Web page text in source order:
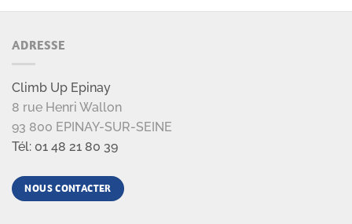
ADRESSE
Climb Up Epinay
8 rue Henri Wallon
93 800 EPINAY-SUR-SEINE
Tél: 01 48 21 80 39
NOUS CONTACTER